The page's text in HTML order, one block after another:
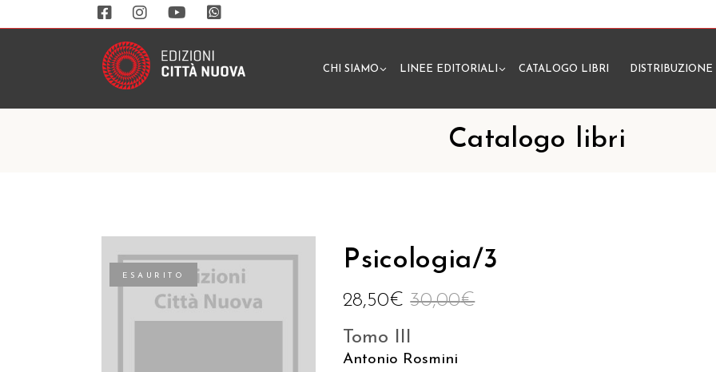
CHI SIAMO LINEE EDITORIALI CATALOGO LIBRI DISTRIBUZIONE
Catalogo libri
ESAURITO
Psicologia/3
30,00€
28,50€
Tomo III
Antonio Rosmini